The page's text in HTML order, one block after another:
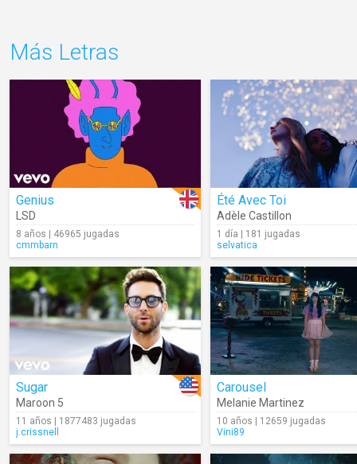
Más Letras
Genius
LSD
8 años | 46965 jugadas
cmmbarn
Été Avec Toi
Adèle Castillon
1 día | 181 jugadas
selvatica
Sugar
Maroon 5
11 años | 1877483 jugadas
j.crissnell
Carousel
Melanie Martinez
10 años | 12659 jugadas
Vini89